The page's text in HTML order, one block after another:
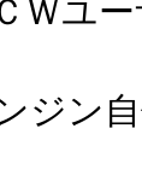
Ｗユ
ジン